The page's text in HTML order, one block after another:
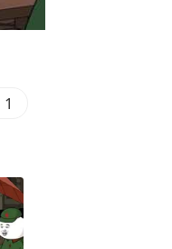
Enter
1